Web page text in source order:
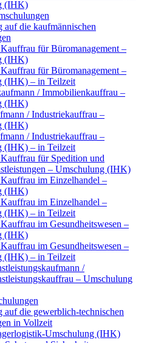
(IHK)
auf die kaufmännischen
für Büromanagement –
(IHK)
für Büromanagement –
(IHK) – in Teilzeit
/ Immobilienkauffrau –
(IHK)
/ Industriekauffrau –
(IHK)
/ Industriekauffrau –
(IHK) – in Teilzeit
für Spedition und
– Umschulung (IHK)
im Einzelhandel –
(IHK)
im Einzelhandel –
(IHK) – in Teilzeit
im Gesundheitswesen –
(IHK)
im Gesundheitswesen –
(IHK) – in Teilzeit
/
– Umschulung
auf die gewerblich-technischen
in Vollzeit
Umschulung (IHK)